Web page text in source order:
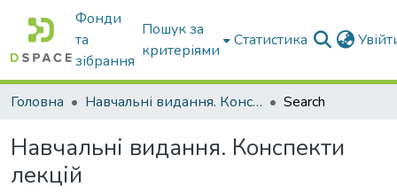
Фонди
та
зібрання
Пошук за
критеріями
Статистика
Головна Навчальні видання. Конспекти лекцій Search
Навчальні видання. Конспекти
лекцій